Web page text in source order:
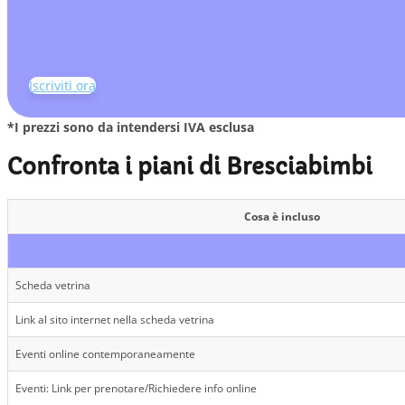
Iscriviti ora
*I prezzi sono da intendersi IVA esclusa
Confronta i piani di Bresciabimbi
Cosa è incluso
Scheda vetrina
Link al sito internet nella scheda vetrina
Eventi online contemporaneamente
Eventi: Link per prenotare/Richiedere info online